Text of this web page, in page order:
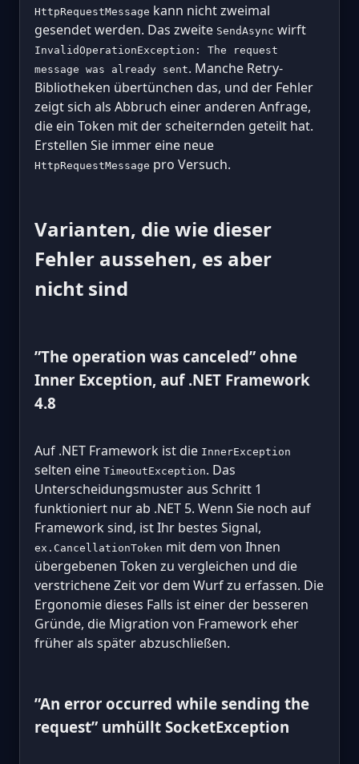
HttpRequestMessage kann nicht zweimal
gesendet werden. Das zweite SendAsync wirft
InvalidOperationException: The request
message was already sent. Manche Retry-
Bibliotheken übertünchen das, und der Fehler
zeigt sich als Abbruch einer anderen Anfrage,
die ein Token mit der scheiternden geteilt hat.
Erstellen Sie immer eine neue
HttpRequestMessage pro Versuch.
Varianten, die wie dieser
Fehler aussehen, es aber
nicht sind
”The operation was canceled” ohne
Inner Exception, auf .NET Framework
4.8
Auf .NET Framework ist die InnerException
selten eine TimeoutException. Das
Unterscheidungsmuster aus Schritt 1
funktioniert nur ab .NET 5. Wenn Sie noch auf
Framework sind, ist Ihr bestes Signal,
ex.CancellationToken mit dem von Ihnen
übergebenen Token zu vergleichen und die
verstrichene Zeit vor dem Wurf zu erfassen. Die
Ergonomie dieses Falls ist einer der besseren
Gründe, die Migration von Framework eher
früher als später abzuschließen.
”An error occurred while sending the
request” umhüllt SocketException